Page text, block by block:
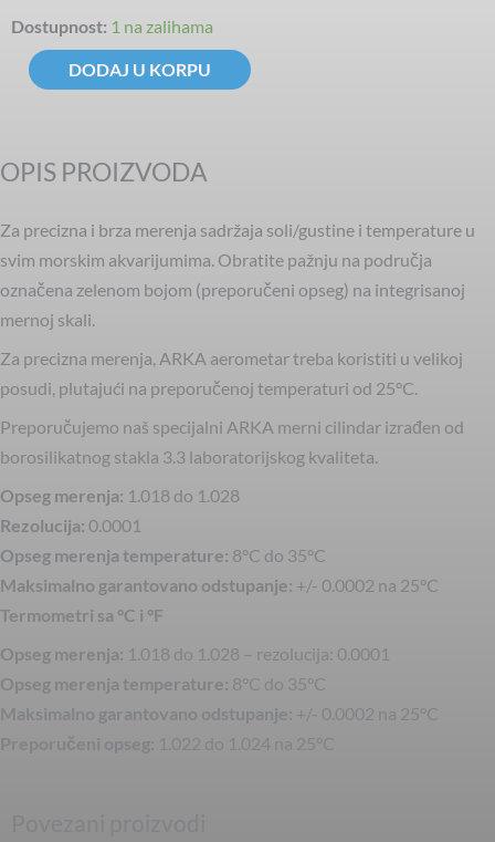
Dostupnost: 1 na zalihama
Hydrometer
Thermometer
DODAJ U KORPU
OPIS PROIZVODA
Za precizna i brza merenja sadržaja soli/gustine i temperature u
svim morskim akvarijumima. Obratite pažnju na područja
označena zelenom bojom (preporučeni opseg) na integrisanoj
mernoj skali.
Za precizna merenja, ARKA aerometar treba koristiti u velikoj
posudi, plutajući na preporučenoj temperaturi od 25°C.
Preporučujemo naš specijalni ARKA merni cilindar izrađen od
borosilikatnog stakla 3.3 laboratorijskog kvaliteta.
Opseg merenja: 1.018 do 1.028
Rezolucija: 0.0001
Opseg merenja temperature: 8°C do 35°C
Maksimalno garantovano odstupanje: +/- 0.0002 na 25°C
Termometri sa °C i °F
Opseg merenja: 1.018 do 1.028 – rezolucija: 0.0001
Opseg merenja temperature: 8°C do 35°C
Maksimalno garantovano odstupanje: +/- 0.0002 na 25°C
Preporučeni opseg: 1.022 do 1.024 na 25°C